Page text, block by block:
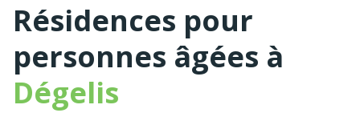
Résidences pour
personnes âgées à
Dégelis